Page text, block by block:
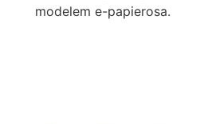
modelem e-papierosa.